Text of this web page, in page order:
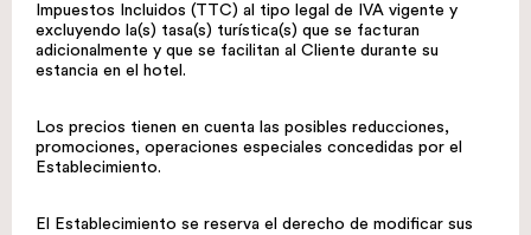
Impuestos Incluidos (TTC) al tipo legal de IVA vigente y
excluyendo la(s) tasa(s) turística(s) que se facturan
adicionalmente y que se facilitan al Cliente durante su
estancia en el hotel.
Los precios tienen en cuenta las posibles reducciones,
promociones, operaciones especiales concedidas por el
Establecimiento.
El Establecimiento se reserva el derecho de modificar sus